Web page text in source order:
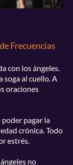
Frecuencias
con los ángeles.
soga al cuello. A
oraciones
poder pagar la
crónica. Todo
estrés.
no